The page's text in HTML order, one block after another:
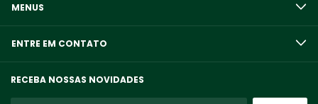
MENUS
ENTRE EM CONTATO
RECEBA NOSSAS NOVIDADES